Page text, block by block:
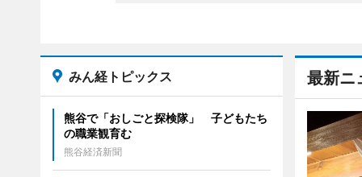
最新ニ
みん経トピックス
熊谷で「おしごと探検隊」 子どもたち
の職業観育む
熊谷経済新聞